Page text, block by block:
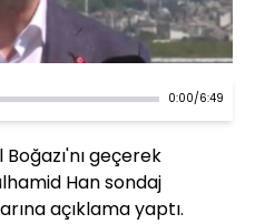
0:00/6:49
geçerek
Han sondaj
açıklama yaptı.